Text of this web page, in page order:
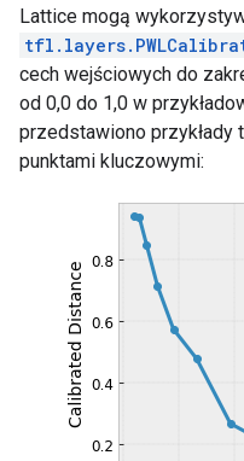
Lattice mogą
cech wejściowych do
od 0,0 do 1,0 w
przedstawiono przykłady
punktami kluczowymi: